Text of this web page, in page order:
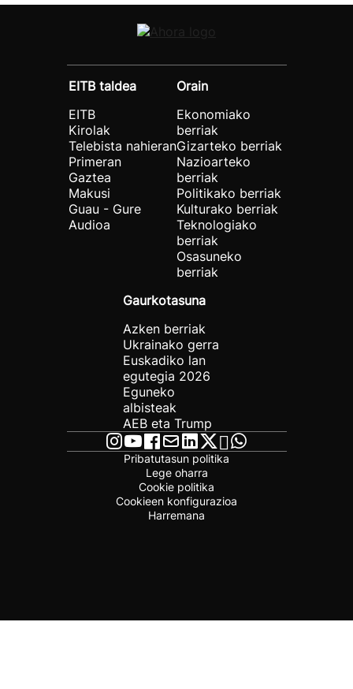
EITB taldea
EITB
Kirolak
Telebista nahieran
Primeran
Gaztea
Makusi
Guau - Gure
Audioa
Orain
Ekonomiako
berriak
Gizarteko berriak
Nazioarteko
berriak
Politikako berriak
Kulturako berriak
Teknologiako
berriak
Osasuneko
berriak
Gaurkotasuna
Azken berriak
Ukrainako gerra
Euskadiko lan
egutegia 2026
Eguneko
albisteak
AEB eta Trump
Pribatutasun politika
Lege oharra
Cookie politika
Cookieen konfigurazioa
Harremana